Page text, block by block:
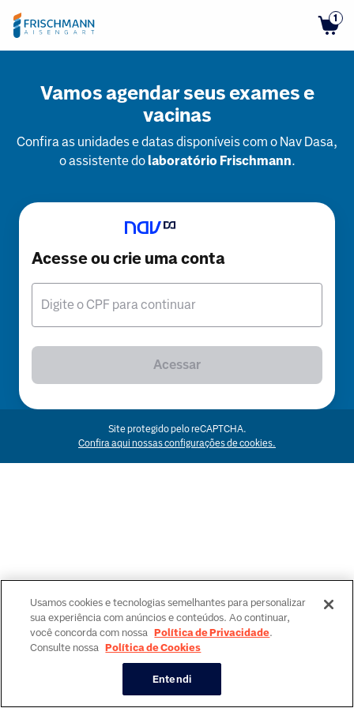
1
Vamos agendar seus exames e
vacinas
Confira as unidades e datas disponíveis com o Nav Dasa,
o assistente dolaboratório Frischmann.
Acesse ou crie uma conta
Digite o CPF para continuar
Acessar
Site protegido pelo reCAPTCHA.
Confira aqui nossas configurações de cookies.
Usamos cookies e tecnologias semelhantes para personalizar
sua experiência com anúncios e conteúdos. Ao continuar,
você concorda com nossa Política de Privacidade.
Consulte nossa Política de Cookies
Entendi